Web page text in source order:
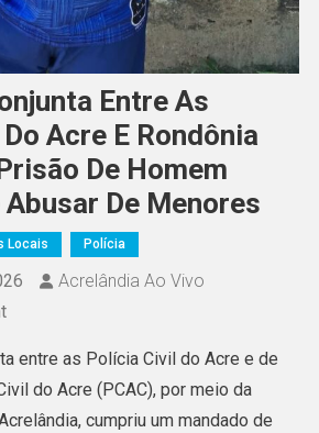
Entre As
Acre E Rondônia
De Homem
De Menores
Locais Polícia
Acrelândia Ao Vivo
On
entre as Polícia Civil do Acre e de
do Acre (PCAC), por meio da
cumpriu um mandado de